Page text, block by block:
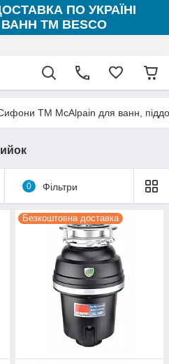
ПО УКРАЇНІ
ТМ BESCO
ТМ McAlpain для ванн,
0 Фільтри
Безкоштовна доставка